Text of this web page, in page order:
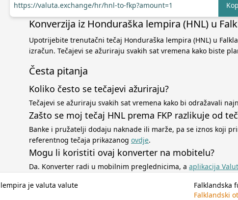
https://valuta.exchange/hr/hnl-to-fkp?amount=1
Konverzija iz Honduraška lempira (HNL) u
Upotrijebite trenutačni tečaj Honduraška lempira (HNL) u
izračun. Tečajevi se ažuriraju svakih sat vremena kako biste
Česta pitanja
Koliko često se tečajevi ažuriraju?
Tečajevi se ažuriraju svakih sat vremena kako bi odražavali
Zašto se moj tečaj HNL prema FKP razlikuje od
Banke i pružatelji dodaju naknade ili marže, pa se iznos koji
referentnog tečaja prikazanog ovdje.
Mogu li koristiti ovaj konverter na mobitelu?
Da. Konverter radi u mobilnim preglednicima, a aplikacija
je valuta valute
Falklandska
Falklandski